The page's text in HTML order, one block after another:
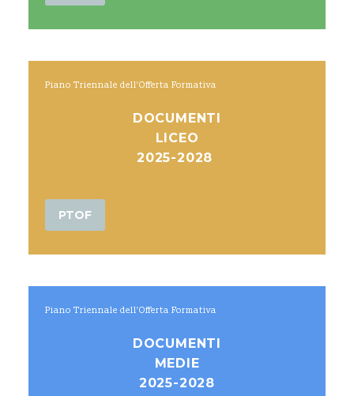
Piano Triennale dell’Offerta Formativa
DOCUMENTI
LICEO
2025-2028
PTOF
Piano Triennale dell’Offerta Formativa
DOCUMENTI
MEDIE
2025-2028